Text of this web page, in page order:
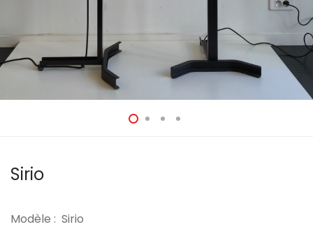
Sirio
Modèle : Sirio